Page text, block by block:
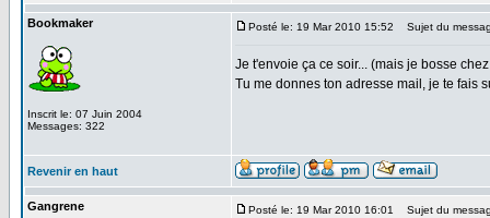
Bookmaker
Inscrit le: 07 Juin 2004
Messages: 322
Posté le: 19 Mar 2010 15:52 Sujet du
Je t'envoie ça ce soir... (mais je bosse
Tu me donnes ton adresse mail, je te fais
Revenir en haut
Gangrene Posté le: 19 Mar 2010 16:01 Sujet du